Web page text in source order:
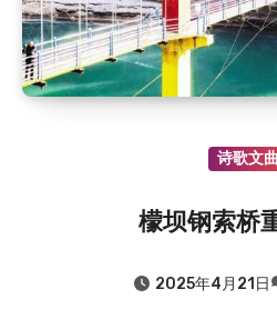
诗歌文曲
檬坝钢索桥
2025年4月21日